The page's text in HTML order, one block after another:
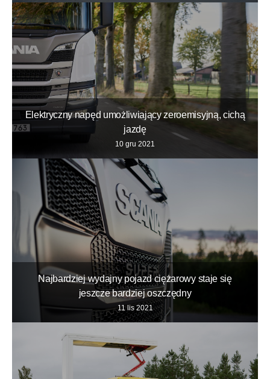
Elektryczny napęd umożliwiający zeroemisyjną, cichą
jazdę
10 gru 2021
Najbardziej wydajny pojazd ciężarowy staje się
jeszcze bardziej oszczędny
11 lis 2021